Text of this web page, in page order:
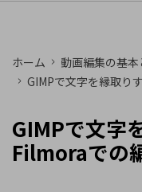
ソリューション
企業情報
サポート
プラットフォーム
製品機能
AI機能
AIヒント
Filmoraのユーザー層
動画編集関連知識
ホーム
動画編集の基本
GIMPで文字を縁取り
GIMPで文字
Filmoraでの